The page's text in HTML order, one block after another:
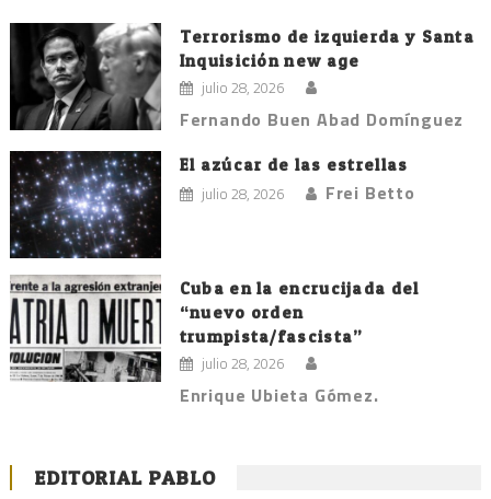
Terrorismo de izquierda y Santa
Inquisición new age
julio 28, 2026
Fernando Buen Abad Domínguez
El azúcar de las estrellas
julio 28, 2026 Frei Betto
Cuba en la encrucijada del
“nuevo orden
trumpista/fascista”
julio 28, 2026
Enrique Ubieta Gómez.
EDITORIAL PABLO